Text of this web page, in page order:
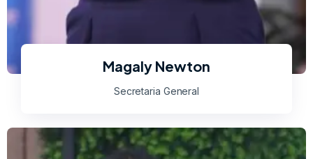
Magaly Newton
Secretaria General